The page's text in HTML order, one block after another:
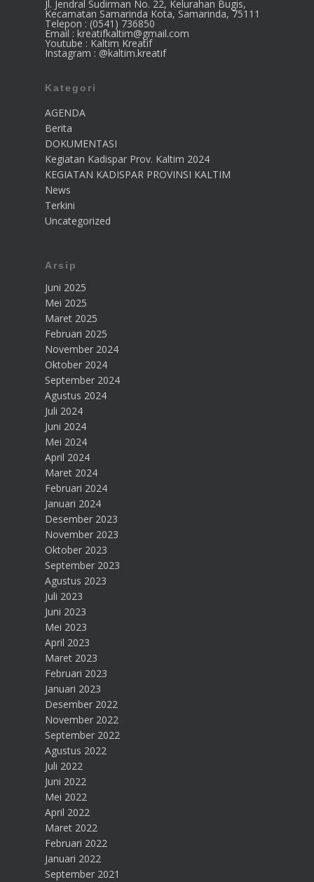
Jl. Jendral Sudirman No. 22, Kelurahan Bugis,
Kecamatan Samarinda Kota, Samarinda, 75111
Telepon : (0541) 736850
Email : kreatifkaltim@gmail.com
Youtube : Kaltim Kreatif
Instagram : @kaltim.kreatif
Kategori
AGENDA
Berita
DOKUMENTASI
Kegiatan Kadispar Prov. Kaltim 2024
KEGIATAN KADISPAR PROVINSI KALTIM
News
Terkini
Uncategorized
Arsip
Juni 2025
Mei 2025
Maret 2025
Februari 2025
November 2024
Oktober 2024
September 2024
Agustus 2024
Juli 2024
Juni 2024
Mei 2024
April 2024
Maret 2024
Februari 2024
Januari 2024
Desember 2023
November 2023
Oktober 2023
September 2023
Agustus 2023
Juli 2023
Juni 2023
Mei 2023
April 2023
Maret 2023
Februari 2023
Januari 2023
Desember 2022
November 2022
September 2022
Agustus 2022
Juli 2022
Juni 2022
Mei 2022
April 2022
Maret 2022
Februari 2022
Januari 2022
September 2021